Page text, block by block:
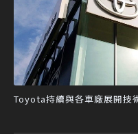
Toyota持續與各車廠展開技